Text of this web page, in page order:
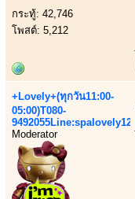
กระทู้: 42,746
โพสต์: 5,212
+Lovely+(ทุกวัน11:00-
05:00)T080-
9492055Line:spalovely123
Moderator